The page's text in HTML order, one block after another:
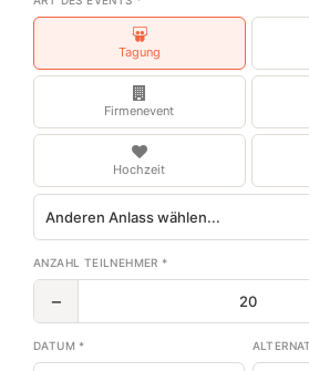
Tagung
Firmenevent
Hochzeit
ANZAHL TEILNEHMER *
−
DATUM *